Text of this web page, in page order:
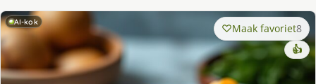
AI-kok Maak favoriet8
👍